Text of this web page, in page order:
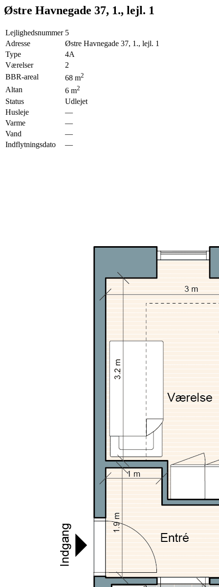
Østre Havnegade 37, 1., lejl. 1
Lejlighedsnummer 5
Adresse
Østre Havnegade 37, 1., lejl. 1
Type
4A
Værelser
2
BBR-areal
68 m2
Altan 6 m2
Status
Udlejet
Husleje
—
Varme
—
Vand
—
Indflytningsdato
—